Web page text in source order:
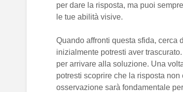
per dare la risposta, ma puoi
le tue abilità visive.
Quando affronti questa sfida, cerca
inizialmente potresti aver
per arrivare alla soluzione. Una
potresti scoprire che la risposta
osservazione sarà fondamentale